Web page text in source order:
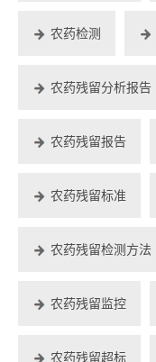
农药检测
农药残留分析报告
农药残留报告
农药残留标准
农药残留检测方法
农药残留监控
农药残留超标